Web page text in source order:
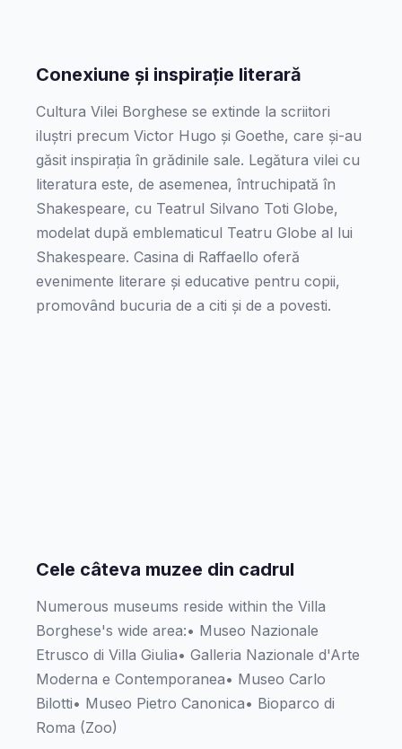
Conexiune și inspirație literară
Cultura Vilei Borghese se extinde la scriitori
iluștri precum Victor Hugo și Goethe, care și-au
găsit inspirația în grădinile sale. Legătura vilei cu
literatura este, de asemenea, întruchipată în
Shakespeare, cu Teatrul Silvano Toti Globe,
modelat după emblematicul Teatru Globe al lui
Shakespeare. Casina di Raffaello oferă
evenimente literare și educative pentru copii,
promovând bucuria de a citi și de a povesti.
Cele câteva muzee din cadrul
Numerous museums reside within the Villa
Borghese's wide area:‍• Museo Nazionale
Etrusco di Villa Giulia• Galleria Nazionale d'Arte
Moderna e Contemporanea• Museo Carlo
Bilotti• Museo Pietro Canonica• Bioparco di
Roma (Zoo)